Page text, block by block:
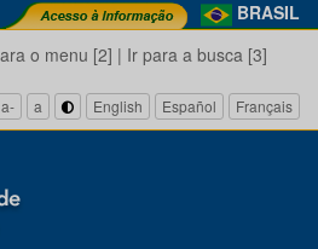
BRASIL
o menu [2] | Ir para a busca [3]
a- a English Español Français